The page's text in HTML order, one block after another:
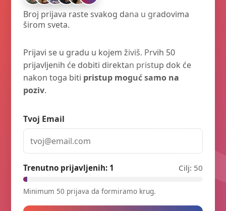
Broj prijava raste svakog dana u gradovima
širom sveta.
Prijavi se u gradu u kojem živiš. Prvih 50
prijavljenih će dobiti direktan pristup dok će
nakon toga biti pristup moguć samo na
poziv.
Tvoj Email
Trenutno prijavljenih: 1 Cilj: 50
Minimum 50 prijava da formiramo krug.